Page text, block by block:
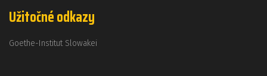
Užitočné odkazy
Goethe-Institut Slowakei